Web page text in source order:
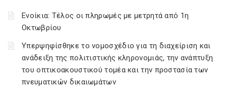
Ενοίκια: Τέλος οι πληρωμές με μετρητά από 1η
Οκτωβρίου
Υπερψηφίσθηκε το νομοσχέδιο για τη διαχείριση και
ανάδειξη της πολιτιστικής κληρονομιάς, την ανάπτυξη
του οπτικοακουστικού τομέα και την προστασία των
πνευματικών δικαιωμάτων